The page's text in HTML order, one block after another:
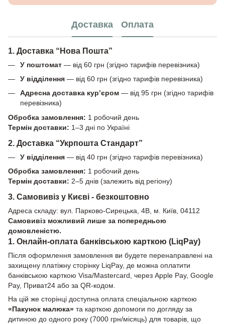
Доставка Оплата
1. Доставка “Нова Пошта”
У поштомат — від 60 грн (згідно тарифів перевізника)
У відділення — від 60 грн (згідно тарифів перевізника)
Адресна доставка кур’єром — від 95 грн (згідно тарифів
перевізника)
Обробка замовлення: 1 робочий день
Термін доставки: 1–3 дні по Україні
2. Доставка “Укрпошта Стандарт”
У відділення — від 40 грн (згідно тарифів перевізника)
Обробка замовлення: 1 робочий день
Термін доставки: 2–5 днів (залежить від регіону)
3. Самовивіз у Києві - безкоштовно
Адреса складу: вул. Парково-Сирецька, 4В, м. Київ, 04112
Самовивіз можливий лише за попередньою
домовленістю.
1. Онлайн-оплата банківською карткою (LiqPay)
Після оформлення замовлення ви будете перенаправлені на
захищену платіжну сторінку LiqPay, де можна оплатити
банківською карткою Visa/Mastercard, через Apple Pay, Google
Pay, Приват24 або за QR-кодом.
На цій же сторінці доступна оплата спеціальною карткою
«Пакунок малюка» та карткою допомоги по догляду за
дитиною до одного року (7000 грн/місяць) для товарів, що